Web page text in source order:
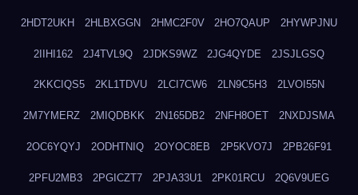
2HDT2UKH 2HLBXGGN 2HMC2F0V 2HO7QAUP 2HYWPJNU
2IIHI162 2J4TVL9Q 2JDKS9WZ 2JG4QYDE 2JSJLGSQ
2KKCIQS5 2KL1TDVU 2LCI7CW6 2LN9C5H3 2LVOI55N
2M7YMERZ 2MIQDBKK 2N165DB2 2NFH8OET 2NXDJSMA
2OC6YQYJ 2ODHTNIQ 2OYOC8EB 2P5KVO7J 2PB26F91
2PFU2MB3 2PGICZT7 2PJA33U1 2PK01RCU 2Q6V9UEG